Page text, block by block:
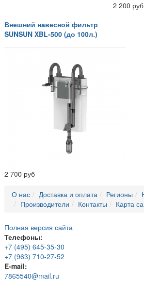
2 200 руб
Внешний навесной фильтр
SUNSUN XBL-500 (до 100л.)
2 700 руб
О нас Доставка и оплата Регионы
Производители
Контакты Карта
Полная версия сайта
Телефоны:
+7 (495) 645-35-30
+7 (963) 710-27-52
E-mail:
7865540@mail.ru